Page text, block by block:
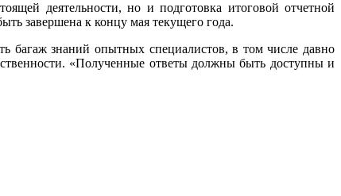
деятельности, но и подготовка итоговой отчетной
завершена к концу мая текущего года.
багаж знаний опытных специалистов, в том числе давно
«Полученные ответы должны быть доступны и